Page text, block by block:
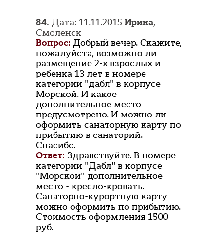
84. Дата: 11.11.2015 Ирина,
Смоленск
Вопрос: Добрый вечер. Скажите,
пожалуйста, возможно ли
размещение 2-х взрослых и
ребенка 13 лет в номере
категории "дабл" в корпусе
Морской. И какое
дополнительное место
предусмотрено. И можно ли
оформить санаторную карту по
прибытию в санаторий.
Спасибо.
Ответ: Здравствуйте. В номере
категории "Дабл" в корпусе
"Морской" дополнительное
место - кресло-кровать.
Санаторно-курортную карту
можно оформить по прибытию.
Стоимость оформления 1500
руб.